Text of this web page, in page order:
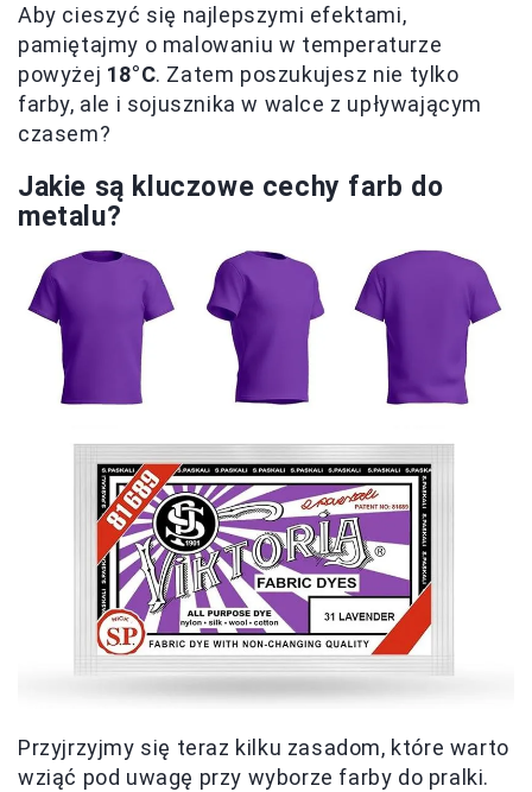
Aby cieszyć się najlepszymi efektami,
pamiętajmy o malowaniu w temperaturze
powyżej 18°C. Zatem poszukujesz nie tylko
farby, ale i sojusznika w walce z upływającym
czasem?
Jakie są kluczowe cechy farb do
metalu?
Przyjrzyjmy się teraz kilku zasadom, które warto
wziąć pod uwagę przy wyborze farby do pralki.